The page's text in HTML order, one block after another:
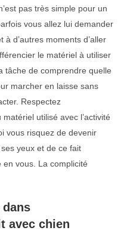
pas très simple pour un
vous allez lui demander
d’autres moments d’aller
le matériel à utiliser
tâche de comprendre quelle
marcher en laisse sans
Respectez
utilisé avec l’activité
vous risquez de devenir
yeux et de ce fait
vous. La complicité
dans
avec chien